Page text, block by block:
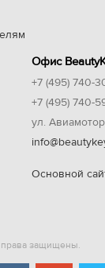
Офис
+7 (495) 740-
+7 (495) 740-
ул.
Основной
защищены.